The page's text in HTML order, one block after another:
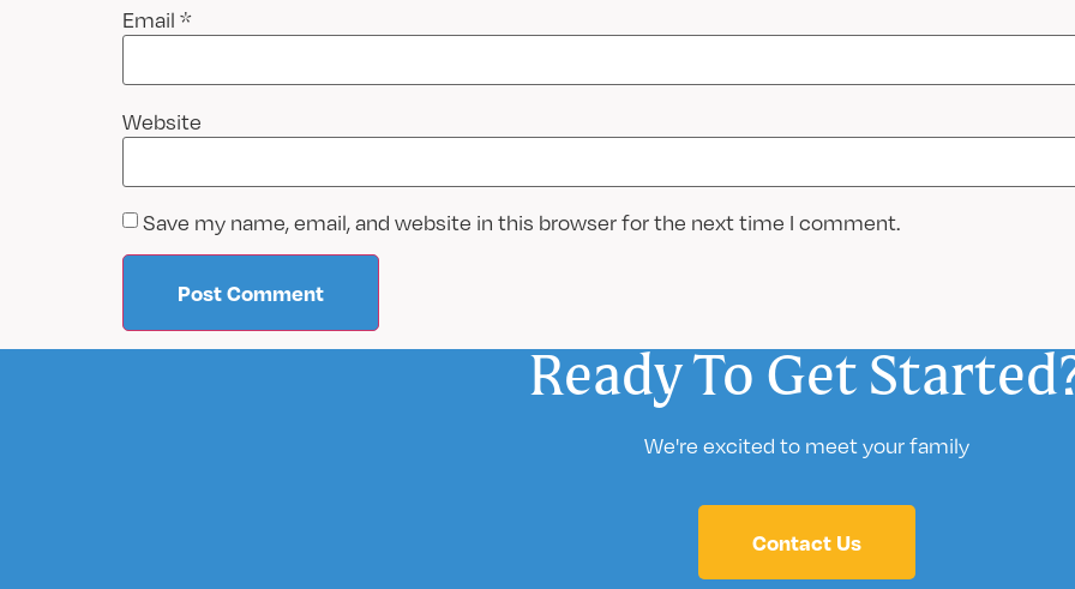
Email *
Website
Save my name, email, and website in this browser for the next time I comment.
Ready To Get
We're excited to meet your family
Contact Us